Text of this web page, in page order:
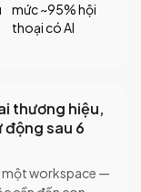
mức ~95% hội
thoại có AI
thương hiệu,
động sau 6
một workspace —